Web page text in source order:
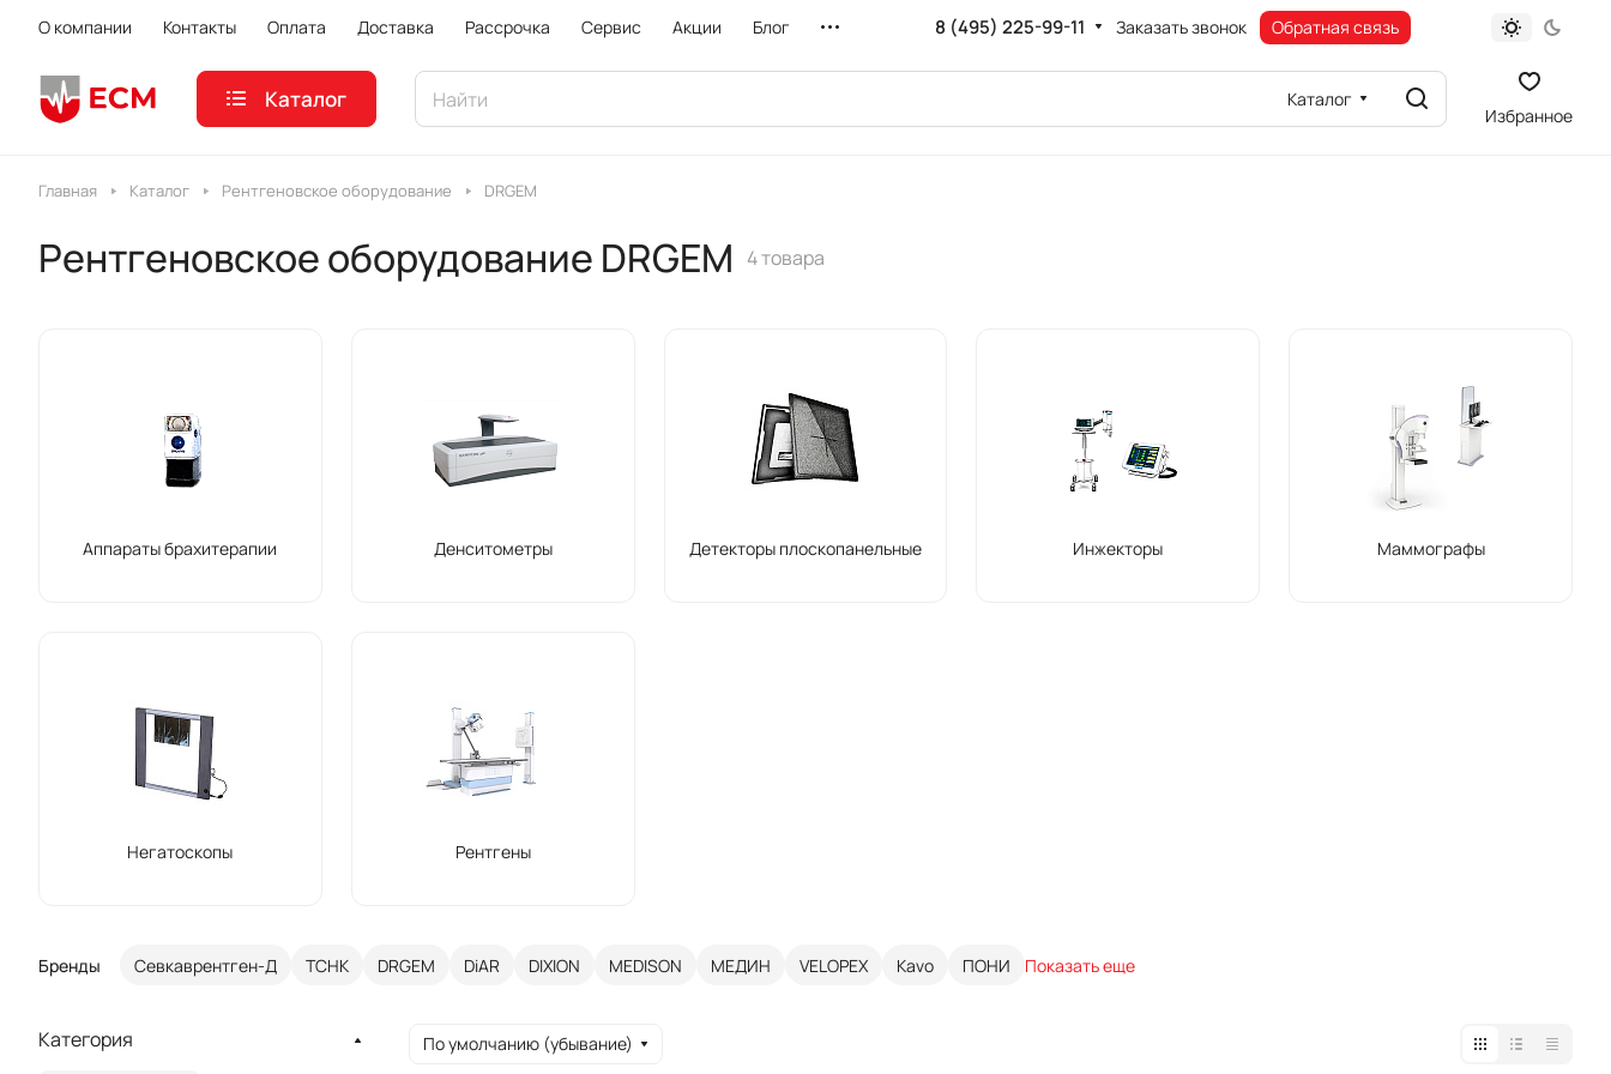
О компании Контакты Оплата Доставка Рассрочка Сервис Акции Блог 8 (495) 225-99-11 Заказать звонок Обратная связь
Каталог Каталог
Избранное
Главная Каталог Рентгеновское оборудование DRGEM
Рентгеновское оборудование DRGEM 4 товара
Аппараты брахитерапии Денситометры Детекторы плоскопанельные Инжекторы Маммографы
Негатоскопы Рентгены
Бренды Севкаврентген-​Д ТСНК DRGEM DiAR DIXION MEDISON МЕДИН VELOPEX Kavo ПОНИ Показать еще
По умолчанию (убывание)
Категория